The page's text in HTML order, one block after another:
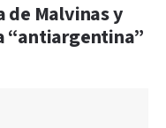
de Malvinas y
“antiargentina”